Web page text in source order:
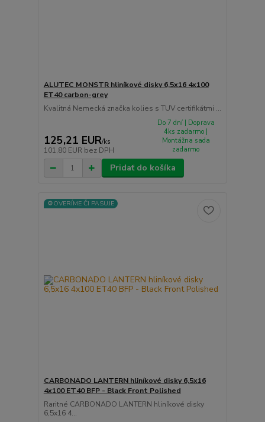
ALUTEC MONSTR hliníkové disky 6,5x16 4x100
ET40 carbon-grey
Kvalitná Nemecká značka kolies s TUV certifikátmi ...
125,21 EUR/ks
101,80 EUR bez DPH
Do 7 dní | Doprava
4ks zadarmo |
Montážna sada
zadarmo
Pridať do košíka
⚙️OVERÍME ČI PASUJE
CARBONADO LANTERN hliníkové disky 6,5x16
4x100 ET40 BFP - Black Front Polished
Raritné CARBONADO LANTERN hliníkové disky
6,5x16 4...